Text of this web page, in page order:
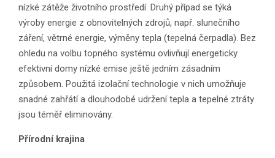
nízké zátěže životního prostředí. Druhý případ se týká
výroby energie z obnovitelných zdrojů, např. slunečního
záření, větrné energie, výměny tepla (tepelná čerpadla). Bez
ohledu na volbu topného systému ovlivňují energeticky
efektivní domy nízké emise ještě jedním zásadním
způsobem. Použitá izolační technologie v nich umožňuje
snadné zahřátí a dlouhodobé udržení tepla a tepelné ztráty
jsou téměř eliminovány.
Přírodní krajina